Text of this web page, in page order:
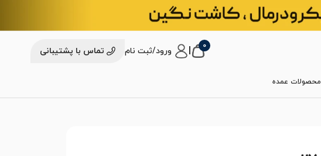
0 ورود/ثبت نام تماس با پشتیبانی
محصولات عمده